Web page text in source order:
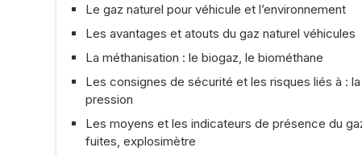
Le gaz naturel pour véhicule et l’environnement
Les avantages et atouts du gaz naturel véhicules
La méthanisation : le biogaz, le biométhane
Les consignes de sécurité et les risques liés à :
pression
Les moyens et les indicateurs de présence du
fuites, explosimètre